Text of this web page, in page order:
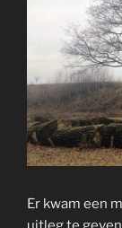
Er kwam een